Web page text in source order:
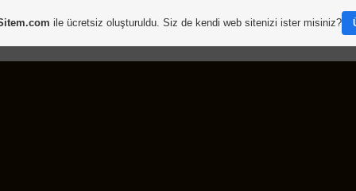
ile ücretsiz oluşturuldu. Siz de kendi web sitenizi ister misiniz?